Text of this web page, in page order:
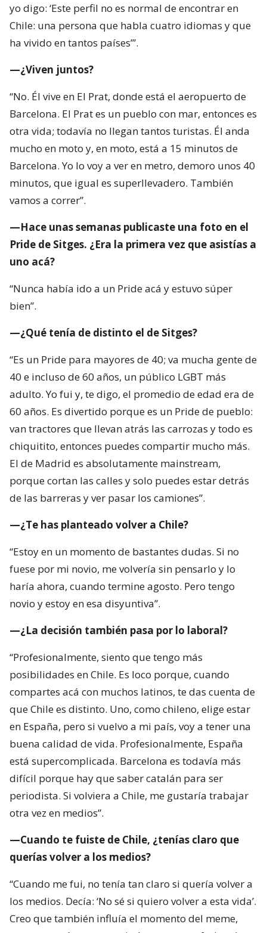
yo digo: ‘Este perfil no es normal de encontrar en
Chile: una persona que habla cuatro idiomas y que
ha vivido en tantos países’”.
—¿Viven juntos?
“No. Él vive en El Prat, donde está el aeropuerto de
Barcelona. El Prat es un pueblo con mar, entonces es
otra vida; todavía no llegan tantos turistas. Él anda
mucho en moto y, en moto, está a 15 minutos de
Barcelona. Yo lo voy a ver en metro, demoro unos 40
minutos, que igual es superllevadero. También
vamos a correr”.
—Hace unas semanas publicaste una foto en el
Pride de Sitges. ¿Era la primera vez que asistías a
uno acá?
“Nunca había ido a un Pride acá y estuvo súper
bien”.
—¿Qué tenía de distinto el de Sitges?
“Es un Pride para mayores de 40; va mucha gente de
40 e incluso de 60 años, un público LGBT más
adulto. Yo fui y, te digo, el promedio de edad era de
60 años. Es divertido porque es un Pride de pueblo:
van tractores que llevan atrás las carrozas y todo es
chiquitito, entonces puedes compartir mucho más.
El de Madrid es absolutamente mainstream,
porque cortan las calles y solo puedes estar detrás
de las barreras y ver pasar los camiones”.
—¿Te has planteado volver a Chile?
“Estoy en un momento de bastantes dudas. Si no
fuese por mi novio, me volvería sin pensarlo y lo
haría ahora, cuando termine agosto. Pero tengo
novio y estoy en esa disyuntiva”.
—¿La decisión también pasa por lo laboral?
“Profesionalmente, siento que tengo más
posibilidades en Chile. Es loco porque, cuando
compartes acá con muchos latinos, te das cuenta de
que Chile es distinto. Uno, como chileno, elige estar
en España, pero si vuelvo a mi país, voy a tener una
buena calidad de vida. Profesionalmente, España
está supercomplicada. Barcelona es todavía más
difícil porque hay que saber catalán para ser
periodista. Si volviera a Chile, me gustaría trabajar
otra vez en medios”.
—Cuando te fuiste de Chile, ¿tenías claro que
querías volver a los medios?
“Cuando me fui, no tenía tan claro si quería volver a
los medios. Decía: ‘No sé si quiero volver a esta vida’.
Creo que también influía el momento del meme,